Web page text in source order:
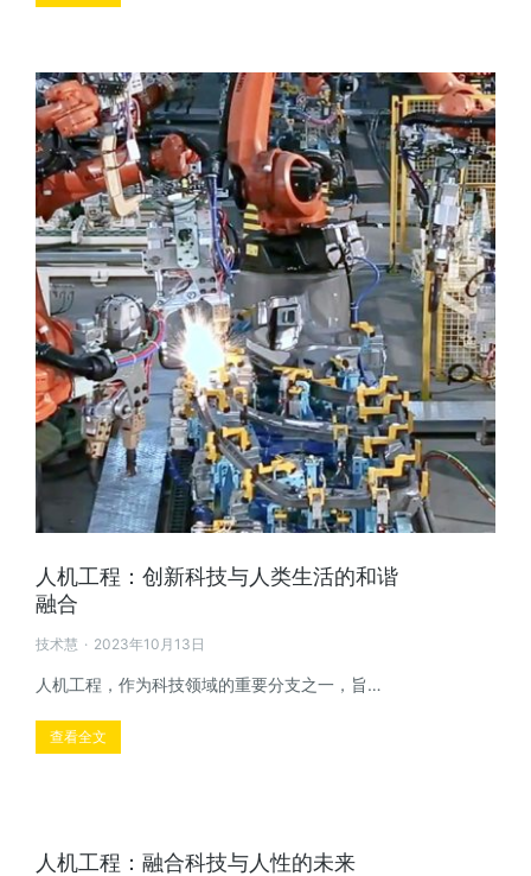
人机工程：创新科技与人类生活的和谐
融合
技术慧 2023年10月13日
人机工程，作为科技领域的重要分支之一，旨…
查看全文
人机工程：融合科技与人性的未来